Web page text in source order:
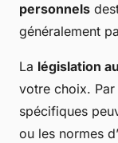
personnels
généralement
La législation
votre choix.
spécifiques
ou les normes